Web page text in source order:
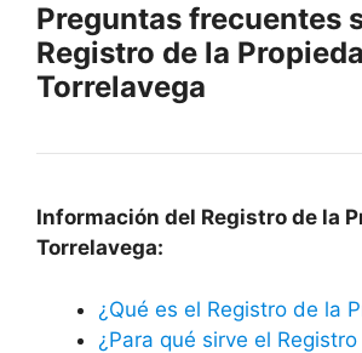
Preguntas frecuentes
Registro de la
Torrelavega
Información del Registro de la
Torrelavega:
¿Qué es el Registro de la
¿Para qué sirve el